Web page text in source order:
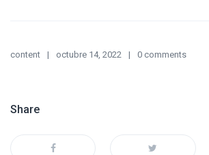
content octubre 14, 2022 0 comments
Share